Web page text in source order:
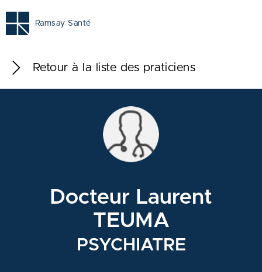
Ramsay Santé
Retour à la liste des praticiens
Docteur Laurent
TEUMA
PSYCHIATRE